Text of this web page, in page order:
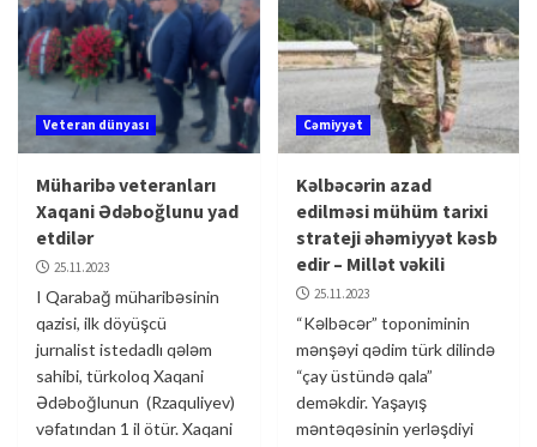
Veteran dünyası
Müharibə veteranları
Xaqani Ədəboğlunu yad
etdilər
25.11.2023
I Qarabağ müharibəsinin
qazisi, ilk döyüşcü
jurnalist istedadlı qələm
sahibi, türkoloq Xaqani
Ədəboğlunun (Rzaquliyev)
vəfatından 1 il ötür. Xaqani
Cəmiyyət
Kəlbəcərin azad
edilməsi mühüm tarixi
strateji əhəmiyyət kəsb
edir – Millət vəkili
25.11.2023
“Kəlbəcər” toponiminin
mənşəyi qədim türk dilində
“çay üstündə qala”
deməkdir. Yaşayış
məntəqəsinin yerləşdiyi